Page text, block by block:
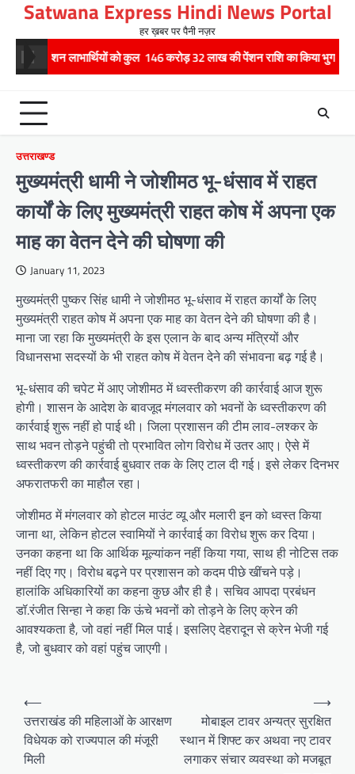
content
Satwana Express Hindi News Portal
हर ख़बर पर पैनी नज़र
लाभार्थियों को कुल 146 करोड़ 32 लाख की पेंशन राशि का किया भुगतान
उत्तराखण्ड
मुख्यमंत्री धामी ने जोशीमठ भू-धंसाव में राहत
कार्यों के लिए मुख्यमंत्री राहत कोष में अपना एक
माह का वेतन देने की घोषणा की
January 11, 2023
मुख्यमंत्री पुष्कर सिंह धामी ने जोशीमठ भू-धंसाव में राहत कार्यों के लिए
मुख्यमंत्री राहत कोष में अपना एक माह का वेतन देने की घोषणा की है।
माना जा रहा कि मुख्यमंत्री के इस एलान के बाद अन्य मंत्रियों और
विधानसभा सदस्यों के भी राहत कोष में वेतन देने की संभावना बढ़ गई है।
भू-धंसाव की चपेट में आए जोशीमठ में ध्वस्तीकरण की कार्रवाई आज शुरू
होगी। शासन के आदेश के बावजूद मंगलवार को भवनों के ध्वस्तीकरण की
कार्रवाई शुरू नहीं हो पाई थी। जिला प्रशासन की टीम लाव-लश्कर के
साथ भवन तोड़ने पहुंची तो प्रभावित लोग विरोध में उतर आए। ऐसे में
ध्वस्तीकरण की कार्रवाई बुधवार तक के लिए टाल दी गई। इसे लेकर दिनभर
अफरातफरी का माहौल रहा।
जोशीमठ में मंगलवार को होटल माउंट व्यू और मलारी इन को ध्वस्त किया
जाना था, लेकिन होटल स्वामियों ने कार्रवाई का विरोध शुरू कर दिया।
उनका कहना था कि आर्थिक मूल्यांकन नहीं किया गया, साथ ही नोटिस तक
नहीं दिए गए। विरोध बढ़ने पर प्रशासन को कदम पीछे खींचने पड़े।
हालांकि अधिकारियों का कहना कुछ और ही है। सचिव आपदा प्रबंधन
डॉ.रंजीत सिन्हा ने कहा कि ऊंचे भवनों को तोड़ने के लिए क्रेन की
आवश्यकता है, जो वहां नहीं मिल पाई। इसलिए देहरादून से क्रेन भेजी गई
है, जो बुधवार को वहां पहुंच जाएगी।
o
⟵
उत्तराखंड की महिलाओं के आरक्षण
विधेयक को राज्यपाल की मंजूरी
मिली
मोबाइल टावर अन्यत्र सुरक्षित
स्थान में शिफ्ट कर अथवा नए टावर
लगाकर संचार व्यवस्था को मजबूत
⟶